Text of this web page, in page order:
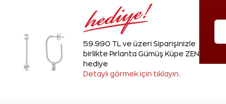
59.990 TL ve üzeri Siparişinizle
birlikte Pırlanta Gümüş Küpe ZEN'den
hediye
Detaylı görmek için tıklayın.